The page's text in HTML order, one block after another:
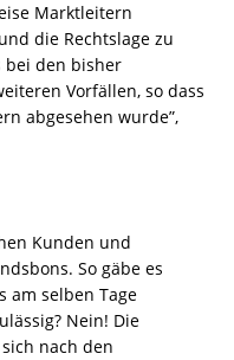
Marktleitern
die Rechtslage zu
bei den bisher
Vorfällen, so dass
abge­sehen wurde”,
Kunden und
So gäbe es
am selben Tage
Nein! Die
nach den